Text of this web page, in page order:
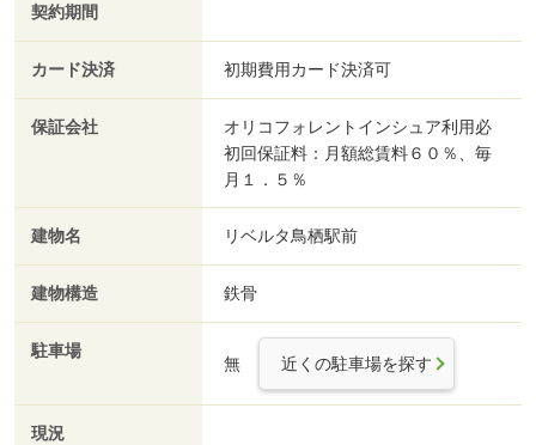
契約期間
カード決済 初期費用カード決済可
保証会社
オリコフォレントインシュア利用必
初回保証料：月額総賃料６０％、毎
月１．５％
建物名 リベルタ鳥栖駅前
建物構造 鉄骨
駐車場
無 近くの駐車場を探す
現況